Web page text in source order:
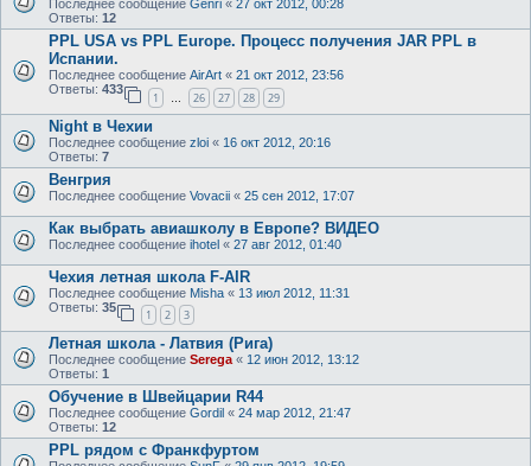
Последнее сообщение Genri « 27 окт 2012, 00:28
Ответы: 12
PPL USA vs PPL Europe. Процесс получения JAR PPL в
Испании.
Последнее сообщение AirArt « 21 окт 2012, 23:56
Ответы: 433
1 … 26 27 28 29
Night в Чехии
Последнее сообщение zloi « 16 окт 2012, 20:16
Ответы: 7
Венгрия
Последнее сообщение Vovacii « 25 сен 2012, 17:07
Как выбрать авиашколу в Европе? ВИДЕО
Последнее сообщение ihotel « 27 авг 2012, 01:40
Чехия летная школа F-AIR
Последнее сообщение Misha « 13 июл 2012, 11:31
Ответы: 35
1 2 3
Летная школа - Латвия (Рига)
Последнее сообщение Serega « 12 июн 2012, 13:12
Ответы: 1
Обучение в Швейцарии R44
Последнее сообщение Gordil « 24 мар 2012, 21:47
Ответы: 12
PPL рядом с Франкфуртом